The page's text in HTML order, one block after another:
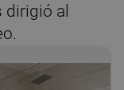
al